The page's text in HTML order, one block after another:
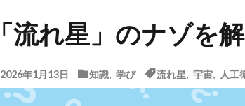
「流れ星」のナゾを
2026年1月13日 知識 学び 流れ星 宇宙, 人工